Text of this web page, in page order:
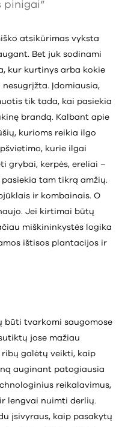
pinigai“
atsikūrimas vyksta
Bet juk sodinami
kur kurtinys arba kokie
Įdomiausia,
tik tada, kai pasiekia
brandą. Kalbant apie
kurioms reikia ilgo
kurie ilgai
grybai, kerpės, ereliai –
tam tikrą amžių.
ir kombainais. O
Jei kirtimai būtų
miškininkystės logika
ištisos plantacijos ir
būti tvarkomi saugomose
jose mažiau
galėtų veikti, kaip
auginant patogiausia
reikalavimus,
lengvai nuimti derlių.
įsivyraus, kaip pasakytų